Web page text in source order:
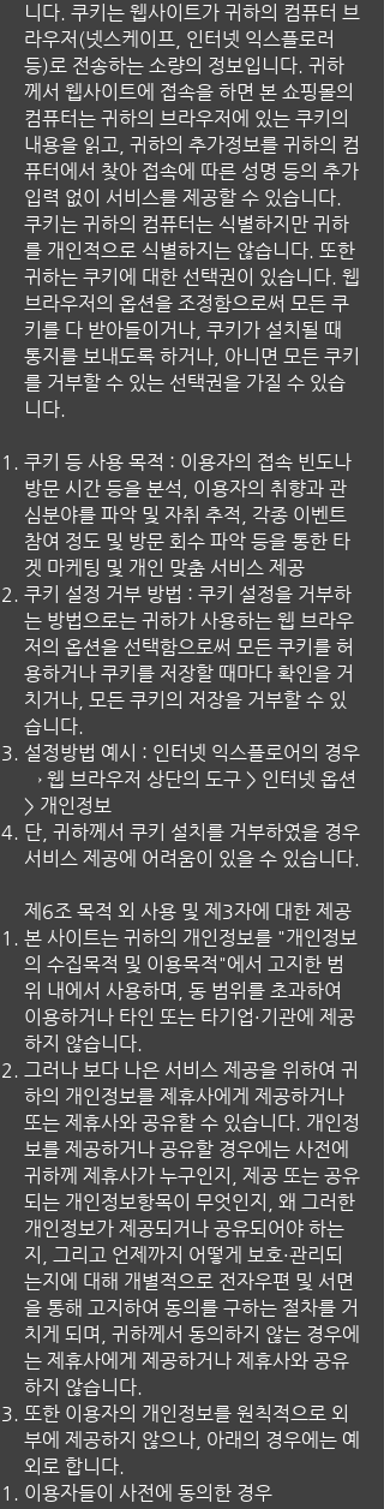
니다. 쿠키는 웹사이트가 귀하의 컴퓨터 브
라우저(넷스케이프, 인터넷 익스플로러
등)로 전송하는 소량의 정보입니다. 귀하
께서 웹사이트에 접속을 하면 본 쇼핑몰의
컴퓨터는 귀하의 브라우저에 있는 쿠키의
내용을 읽고, 귀하의 추가정보를 귀하의 컴
퓨터에서 찾아 접속에 따른 성명 등의 추가
입력 없이 서비스를 제공할 수 있습니다.
쿠키는 귀하의 컴퓨터는 식별하지만 귀하
를 개인적으로 식별하지는 않습니다. 또한
귀하는 쿠키에 대한 선택권이 있습니다. 웹
브라우저의 옵션을 조정함으로써 모든 쿠
키를 다 받아들이거나, 쿠키가 설치될 때
통지를 보내도록 하거나, 아니면 모든 쿠키
를 거부할 수 있는 선택권을 가질 수 있습
니다.
쿠키 등 사용 목적 : 이용자의 접속 빈도나
방문 시간 등을 분석, 이용자의 취향과 관
심분야를 파악 및 자취 추적, 각종 이벤트
참여 정도 및 방문 회수 파악 등을 통한 타
겟 마케팅 및 개인 맞춤 서비스 제공
쿠키 설정 거부 방법 : 쿠키 설정을 거부하
는 방법으로는 귀하가 사용하는 웹 브라우
저의 옵션을 선택함으로써 모든 쿠키를 허
용하거나 쿠키를 저장할 때마다 확인을 거
치거나, 모든 쿠키의 저장을 거부할 수 있
습니다.
설정방법 예시 : 인터넷 익스플로어의 경우
→ 웹 브라우저 상단의 도구 > 인터넷 옵션
> 개인정보
단, 귀하께서 쿠키 설치를 거부하였을 경우
서비스 제공에 어려움이 있을 수 있습니다.
제6조 목적 외 사용 및 제3자에 대한 제공
본 사이트는 귀하의 개인정보를 "개인정보
의 수집목적 및 이용목적"에서 고지한 범
위 내에서 사용하며, 동 범위를 초과하여
이용하거나 타인 또는 타기업·기관에 제공
하지 않습니다.
그러나 보다 나은 서비스 제공을 위하여 귀
하의 개인정보를 제휴사에게 제공하거나
또는 제휴사와 공유할 수 있습니다. 개인정
보를 제공하거나 공유할 경우에는 사전에
귀하께 제휴사가 누구인지, 제공 또는 공유
되는 개인정보항목이 무엇인지, 왜 그러한
개인정보가 제공되거나 공유되어야 하는
지, 그리고 언제까지 어떻게 보호·관리되
는지에 대해 개별적으로 전자우편 및 서면
을 통해 고지하여 동의를 구하는 절차를 거
치게 되며, 귀하께서 동의하지 않는 경우에
는 제휴사에게 제공하거나 제휴사와 공유
하지 않습니다.
또한 이용자의 개인정보를 원칙적으로 외
부에 제공하지 않으나, 아래의 경우에는 예
외로 합니다.
이용자들이 사전에 동의한 경우